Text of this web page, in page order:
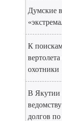
Думские
К
охотники
В Якутии
долгов по